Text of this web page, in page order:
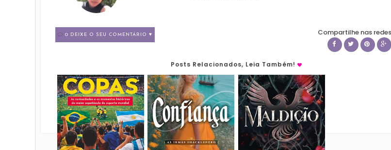
0 DEIXE O SEU COMENTÁRIO ♥ Compartilhe nas
Posts Relacionados, Leia Também!